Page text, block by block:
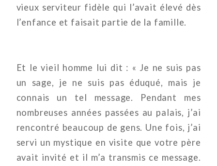
vieux serviteur fidèle qui l’avait élevé dès
l’enfance et faisait partie de la famille.
Et le vieil homme lui dit : « Je ne suis pas
un sage, je ne suis pas éduqué, mais je
connais un tel message. Pendant mes
nombreuses années passées au palais, j’ai
rencontré beaucoup de gens. Une fois, j’ai
servi un mystique en visite que votre père
avait invité et il m’a transmis ce message.